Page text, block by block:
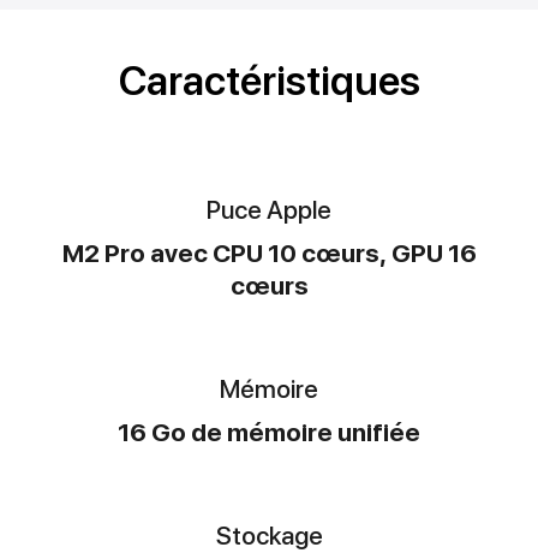
Caractéristiques
Puce Apple
M2 Pro avec CPU 10 cœurs, GPU 16
cœurs
Mémoire
16 Go de mémoire unifiée
Stockage